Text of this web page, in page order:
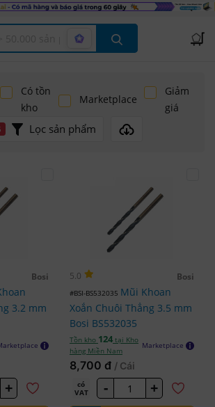
Open
Có tồn
kho
Marketplace
Giảm
giá
Lọc sản phẩm
Bosi
3.2 mm
+
5.0 Bosi
#BSI-BS532035 Mũi Khoan
Xoắn Chuôi Thẳng 3.5 mm
Bosi BS532035
Tồn kho 124 tại Kho
hàng Miền Nam
Marketplace
8,700 đ / Cái
có
VAT
- +